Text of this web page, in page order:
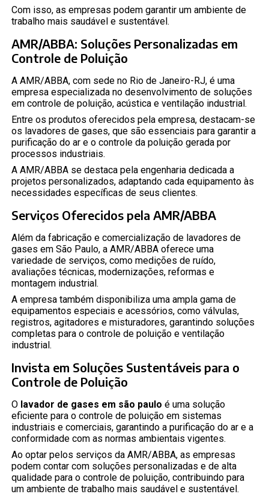
Com isso, as empresas podem garantir um ambiente de
trabalho mais saudável e sustentável.
AMR/ABBA: Soluções Personalizadas em
Controle de Poluição
A AMR/ABBA, com sede no Rio de Janeiro-RJ, é uma
empresa especializada no desenvolvimento de soluções
em controle de poluição, acústica e ventilação industrial.
Entre os produtos oferecidos pela empresa, destacam-se
os lavadores de gases, que são essenciais para garantir a
purificação do ar e o controle da poluição gerada por
processos industriais.
A AMR/ABBA se destaca pela engenharia dedicada a
projetos personalizados, adaptando cada equipamento às
necessidades específicas de seus clientes.
Serviços Oferecidos pela AMR/ABBA
Além da fabricação e comercialização de lavadores de
gases em São Paulo, a AMR/ABBA oferece uma
variedade de serviços, como medições de ruído,
avaliações técnicas, modernizações, reformas e
montagem industrial.
A empresa também disponibiliza uma ampla gama de
equipamentos especiais e acessórios, como válvulas,
registros, agitadores e misturadores, garantindo soluções
completas para o controle de poluição e ventilação
industrial.
Invista em Soluções Sustentáveis para o
Controle de Poluição
O lavador de gases em são paulo é uma solução
eficiente para o controle de poluição em sistemas
industriais e comerciais, garantindo a purificação do ar e a
conformidade com as normas ambientais vigentes.
Ao optar pelos serviços da AMR/ABBA, as empresas
podem contar com soluções personalizadas e de alta
qualidade para o controle de poluição, contribuindo para
um ambiente de trabalho mais saudável e sustentável.